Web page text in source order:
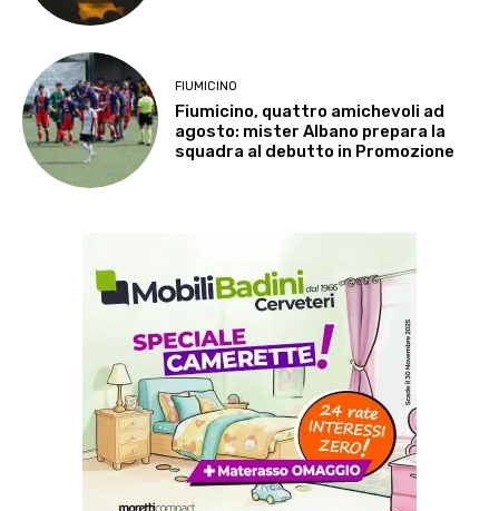
FIUMICINO
Fiumicino, quattro amichevoli ad
agosto: mister Albano prepara la
squadra al debutto in Promozione